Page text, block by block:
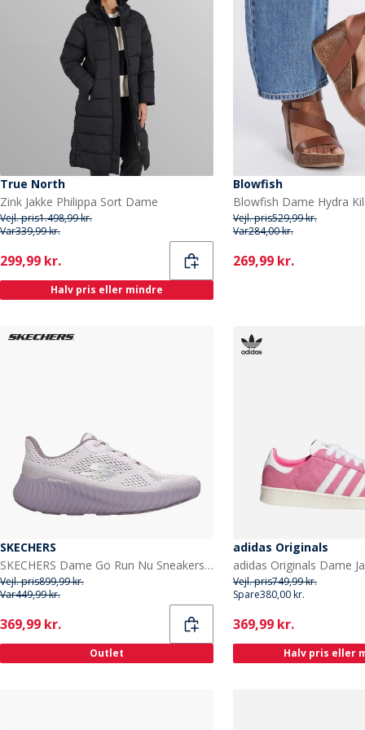
True North
Zink Jakke Philippa Sort Dame
Vejl. pris1.498,99 kr.
Var339,99 kr.
Current
299,99 kr.
Halv pris eller mindre
Blowfish
Vejl. pris529,99 kr.
Var284,00 kr.
Current
269,99 kr.
SKECHERS
SKECHERS Dame Go Run Nu Sneakers Lilla
Vejl. pris899,99 kr.
Var449,99 kr.
Current
369,99 kr.
Outlet
adidas Originals
Vejl. pris749,99 kr.
Spare380,00 kr.
Current
369,99 kr.
Halv pris eller